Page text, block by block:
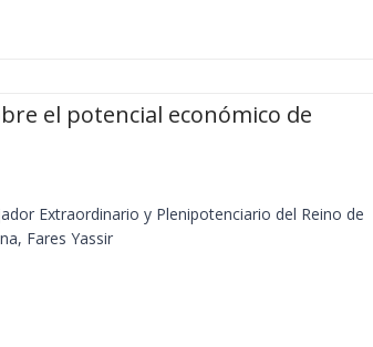
el potencial económico de
Extraordinario y Plenipotenciario del Reino de
Fares Yassir